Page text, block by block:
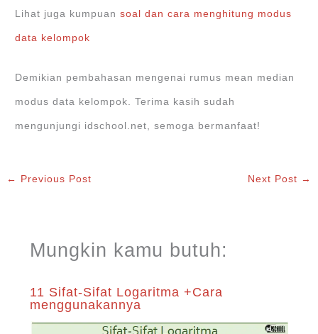
Lihat juga kumpuansoal dan cara menghitung modus
data kelompok
Demikian pembahasan mengenai rumus mean median
modus data kelompok. Terima kasih sudah
mengunjungi idschool.net, semoga bermanfaat!
← Previous Post Next Post →
Mungkin kamu butuh:
11 Sifat-Sifat Logaritma +Cara
menggunakannya